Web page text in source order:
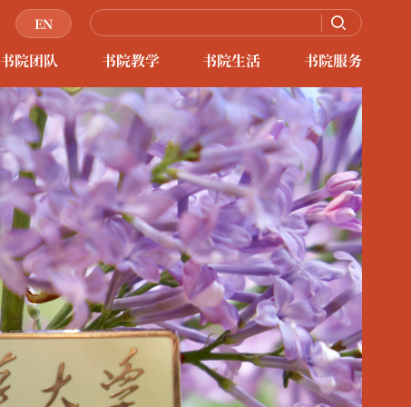
EN
书院团队 书院教学 书院生活 书院服务